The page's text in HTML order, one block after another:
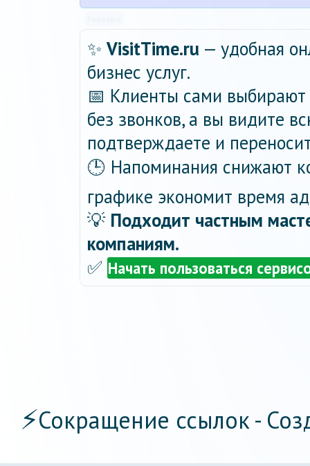
✨ VisitTime.ru — удобная
бизнес услуг.
📅 Клиенты сами
без звонков, а вы видите
подтверждаете и
🕒 Напоминания снижают
графике экономит время
💡 Подходит частным
компаниям.
✅ Начать пользоваться
⚡Сокращение ссылок -